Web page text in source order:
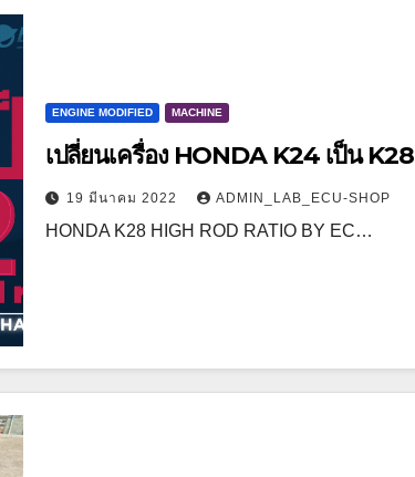
ENGINE MODIFIED MACHINE
เปลี่ยนเครื่อง HONDA K24 เป็น K28
19 มีนาคม 2022 ADMIN_LAB_ECU-SHOP
HONDA K28 HIGH ROD RATIO BY EC…